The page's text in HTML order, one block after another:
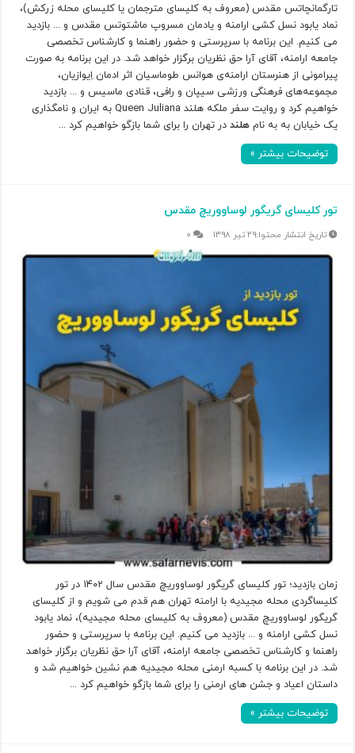
تارگمانچاتس مقدس (معروف به کلیسای مترجمان یا کلیسای محله زرکش)،
نماد یابود نسل کشی ارامنه و یادمان مسروپ ماشتوتس مقدس و ... بازدید
می کنیم. این برنامه با سرپرستی و حضور راهنما و کارشناس تخصصی
جامعه ارامنه، آقای آرا حق نظریان برگزار خواهد شد. در این برنامه به صورت
پیرامونی از هنرستان ارامنه‌ی هوانس طوماسیان اثر ادمان اِیوازیان،
مجموعه‌های فرهنگی ورزشی سیپان و رافی، قنادی ماسیس و ... بازدید
خواهیم کرد و روایت سفر ملکه هلند Queen Juliana به ایران و نامگذاری
یک خیابان به به نام هلند در تهران را برای شما بازگو خواهیم کرد ...
توضیحات بیشتر »
تور کلیسای گریگور لوساووریچ مقدس
۲۹ تیر ۱۳۹۸ ۰
زمان بازدید؛ تور کلیسای گریگور لوساووریچ مقدس سال ۱۴۰۲ در تور
کلیساگردی محله مجیدیه با ارامنه تهران هم قدم می شویم و از کلیسای
گریگور لوساووریچ مقدس (معروف به کلیسای محله مجیدیه)، نماد یابود
نسل کشی ارامنه و ... بازدید می کنیم. این برنامه با سرپرستی و حضور
راهنما و کارشناس تخصصی جامعه ارامنه، آقای آرا حق نظریان برگزار خواهد
شد. در این برنامه با کسبه ارمنی محله مجیدیه هم نشین خواهیم شد و
داستان اعیاد و جشن های ارمنی را برای شما بازگو خواهیم کرد ...
توضیحات بیشتر »